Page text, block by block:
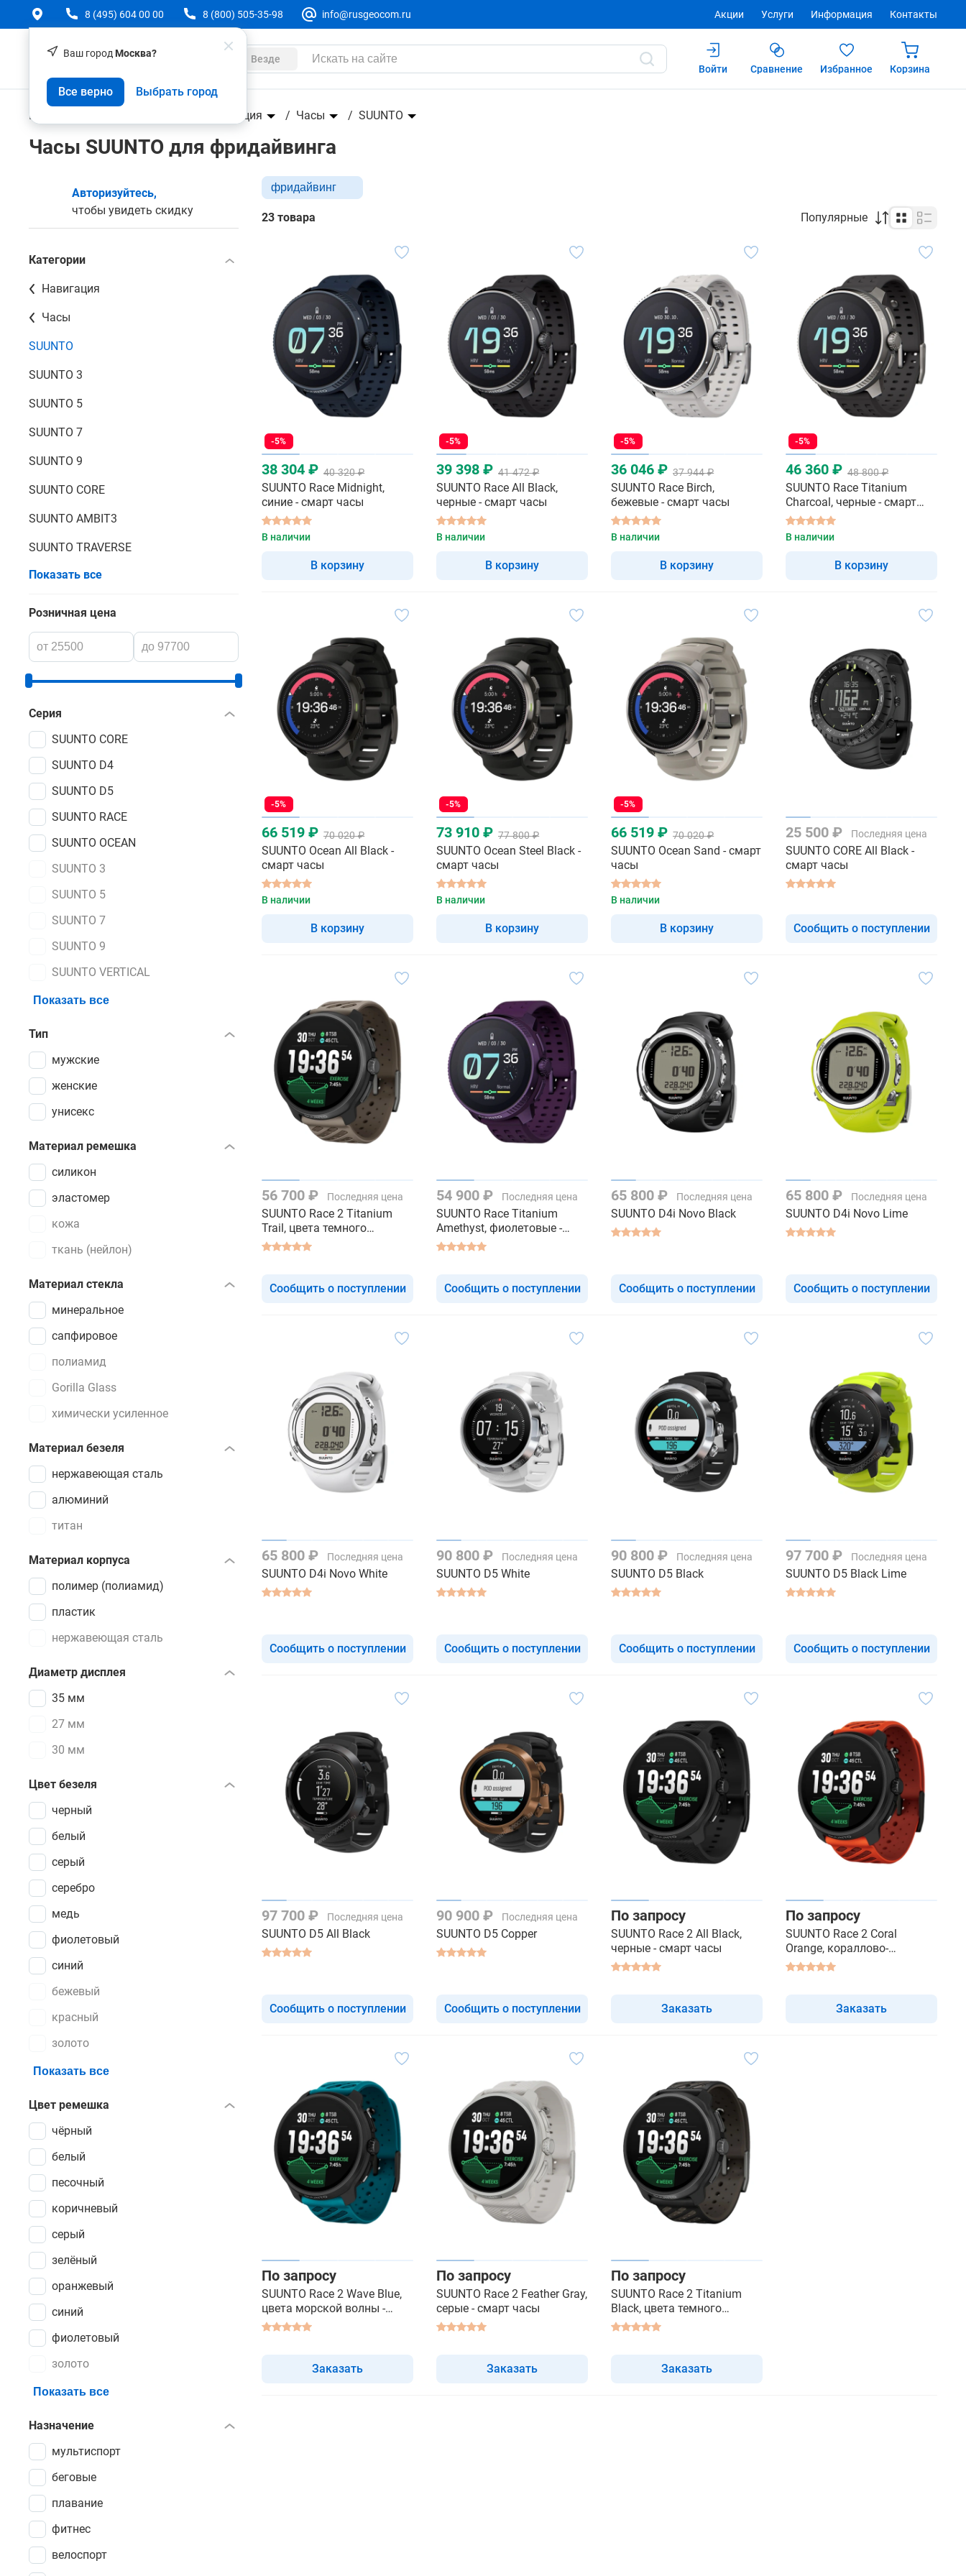
Ваш город Москва?
Все верно Выбрать город
8 (495) 604 00 00 8 (800) 505-35-98 info@rusgeocom.ru Акции Услуги Информация Контакты
Везде
Войти
Сравнение Избранное Корзина
Геодезическое оборудование Навигация Часы SUUNTO
Часы SUUNTO для фридайвинга
Авторизуйтесь,
чтобы увидеть скидку
Категории
Навигация
Часы
SUUNTO
SUUNTO 3
SUUNTO 5
SUUNTO 7
SUUNTO 9
SUUNTO CORE
SUUNTO AMBIT3
SUUNTO TRAVERSE
Показать все
Розничная цена
Серия
SUUNTO CORE
SUUNTO D4
SUUNTO D5
SUUNTO RACE
SUUNTO OCEAN
SUUNTO 3
SUUNTO 5
SUUNTO 7
SUUNTO 9
SUUNTO VERTICAL
Показать все
Тип
мужские
женские
унисекс
Материал ремешка
силикон
эластомер
кожа
ткань (нейлон)
Материал стекла
минеральное
сапфировое
полиамид
Gorilla Glass
химически усиленное
Материал безеля
нержавеющая сталь
алюминий
титан
Материал корпуса
полимер (полиамид)
пластик
нержавеющая сталь
Диаметр дисплея
35 мм
27 мм
30 мм
Цвет безеля
черный
белый
серый
серебро
медь
фиолетовый
синий
бежевый
красный
золото
Показать все
Цвет ремешка
чёрный
белый
песочный
коричневый
серый
зелёный
оранжевый
синий
фиолетовый
золото
Показать все
Назначение
мультиспорт
беговые
плавание
фитнес
велоспорт
фридайвинг
23 товара Популярные
-5%
38 304 ₽ 40 320 ₽
SUUNTO Race Midnight,
синие - смарт часы
В наличии
В корзину
-5%
39 398 ₽ 41 472 ₽
SUUNTO Race All Black,
черные - смарт часы
В наличии
В корзину
-5%
36 046 ₽ 37 944 ₽
SUUNTO Race Birch,
бежевые - смарт часы
В наличии
В корзину
-5%
46 360 ₽ 48 800 ₽
SUUNTO Race Titanium
Charcoal, черные - смарт
часы
В наличии
В корзину
-5%
66 519 ₽ 70 020 ₽
SUUNTO Ocean All Black -
смарт часы
В наличии
В корзину
-5%
73 910 ₽ 77 800 ₽
SUUNTO Ocean Steel Black -
смарт часы
В наличии
В корзину
-5%
66 519 ₽ 70 020 ₽
SUUNTO Ocean Sand - смарт
часы
В наличии
В корзину
25 500 ₽ Последняя цена
SUUNTO CORE All Black -
смарт часы
Сообщить о поступлении
56 700 ₽ Последняя цена
SUUNTO Race 2 Titanium
Trail, цвета темного
матового титана - смарт
Сообщить о поступлении
54 900 ₽ Последняя цена
SUUNTO Race Titanium
Amethyst, фиолетовые -
смарт часы
Сообщить о поступлении
65 800 ₽ Последняя цена
SUUNTO D4i Novo Black
Сообщить о поступлении
65 800 ₽ Последняя цена
SUUNTO D4i Novo Lime
Сообщить о поступлении
65 800 ₽ Последняя цена
SUUNTO D4i Novo White
Сообщить о поступлении
90 800 ₽ Последняя цена
SUUNTO D5 White
Сообщить о поступлении
90 800 ₽ Последняя цена
SUUNTO D5 Black
Сообщить о поступлении
97 700 ₽ Последняя цена
SUUNTO D5 Black Lime
Сообщить о поступлении
97 700 ₽ Последняя цена
SUUNTO D5 All Black
Сообщить о поступлении
90 900 ₽ Последняя цена
SUUNTO D5 Copper
Сообщить о поступлении
По запросу
SUUNTO Race 2 All Black,
черные - смарт часы
Заказать
По запросу
SUUNTO Race 2 Coral
Orange, кораллово-
оранжевые - смарт часы
Заказать
По запросу
SUUNTO Race 2 Wave Blue,
цвета морской волны -
смарт часы
Заказать
По запросу
SUUNTO Race 2 Feather Gray,
серые - смарт часы
Заказать
По запросу
SUUNTO Race 2 Titanium
Black, цвета темного
матового титана - смарт
Заказать